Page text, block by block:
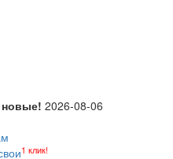
новые! 2026-08-06
1 клик!